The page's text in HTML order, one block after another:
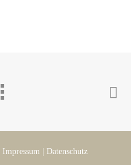
Impressum| Datenschutz